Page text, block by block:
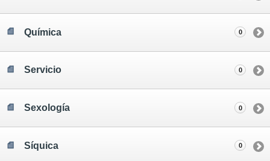
Química 0
Servicio 0
Sexología 0
Síquica 0